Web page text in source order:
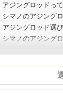
アジングロッドっ
シマノのアジング
アジングロッド選
シマノのアジング